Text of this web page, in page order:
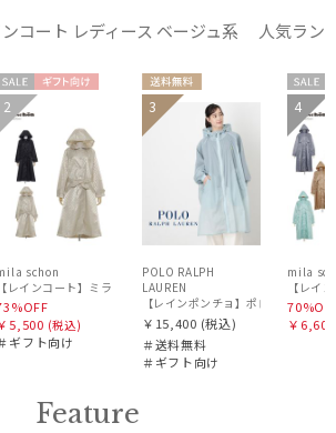
ンコート レディース ベージュ系 人気ラン
ー（PAUL & JOE ACCESSOIRES）クリザンテーム
ー
ル
ギフト
WOME
2
schon
【レインコート】ミラ・ショーン（mila schon）ステンカラー
5,500 (税込)
ギフト向け
送料無
料
ギフト
向け
UNISE
3
POLO RALPH
LAUREN
【レインポンチョ】ポロ ラルフ ロ
￥15,400 (税込)
＃送料無料
＃ギフト向け
セー
ル
4
mila
【レイ
￥6,600
Feature